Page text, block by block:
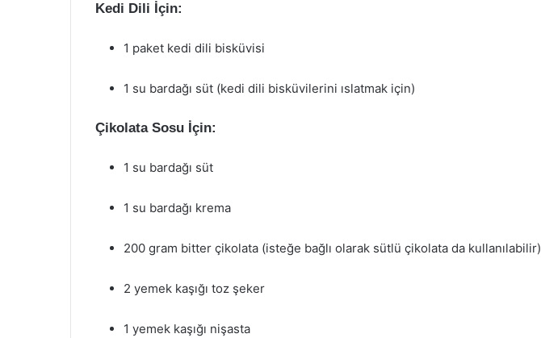
Kedi Dili İçin:
1 paket kedi dili bisküvisi
1 su bardağı süt (kedi dili bisküvilerini ıslatmak için)
Çikolata Sosu İçin:
1 su bardağı süt
1 su bardağı krema
200 gram bitter çikolata (isteğe bağlı olarak sütlü çikolata da kullanılabilir)
2 yemek kaşığı toz şeker
1 yemek kaşığı nişasta